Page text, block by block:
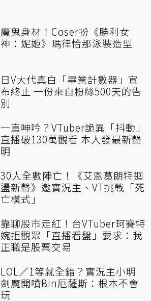
魔鬼身材！Coser扮《勝利女
神：妮姬》瑪律恰那泳裝造型
日V大代真白「畢業計數器」宣
布終止 一份來自粉絲500天的告
別
一直呻吟？VTuber詭異「抖動」
直播破130萬觀看 本人發最新聲
明
30人全數陣亡！《艾恩葛朗特迴
盪新聲》邀實況主、VT挑戰「死
亡模式」
靠聊股市走紅！台VTuber珂賽特
婉拒觀眾「直播看盤」要求：我
正職是股票交易
LOL／1等就全錯？實況主小明
劍魔開噴Bin厄薩斯：根本不會
玩